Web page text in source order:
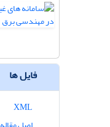
فایل ها